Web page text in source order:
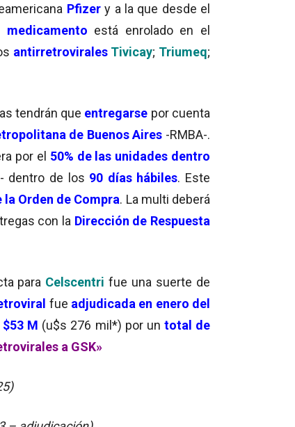
Pfizery a la que desde el
medicamento está enrolado en el
antirretrovirales Tivicay; Triumeq;
tendrán que entregarse por cuenta
de Buenos Aires -RMBA-.
por el 50% de las unidades dentro
dentro de los 90 días hábiles. Este
Orden de Compra. La multi deberá
con la Dirección de Respuesta
para Celscentri fue una suerte de
fue adjudicada en enero del
$53 M (u$s 276 mil*) por un total de
a GSK»